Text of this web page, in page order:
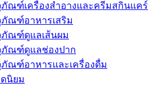
ภัณฑ์เครื่องสำอางและครีมสกินแคร์
ภัณฑ์อาหารเสริม
ภัณฑ์ดูแลเส้นผม
ภัณฑ์ดูแลช่องปาก
ภัณฑ์อาหารและเครื่องดื่ม
นิยม